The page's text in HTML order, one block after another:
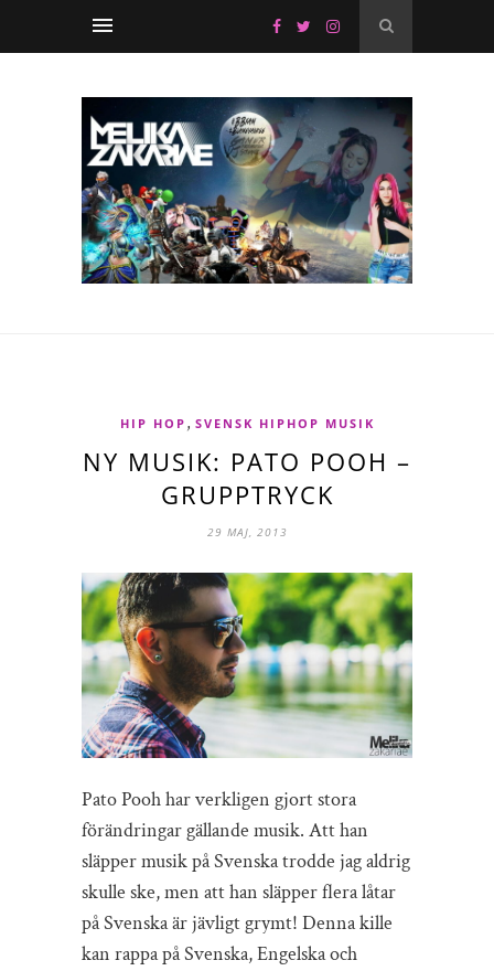
HIP HOP , SVENSK HIPHOP MUSIK
NY MUSIK: PATO POOH –
GRUPPTRYCK
29 MAJ, 2013
Pato Pooh har verkligen gjort stora
förändringar gällande musik. Att han
släpper musik på Svenska trodde jag aldrig
skulle ske, men att han släpper flera låtar
på Svenska är jävligt grymt! Denna kille
kan rappa på Svenska, Engelska och